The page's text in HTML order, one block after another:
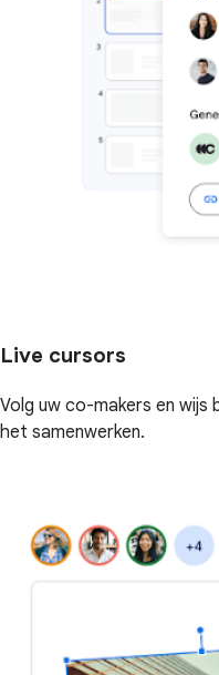
Live cursors
Volg uw co-makers en wijs
het samenwerken.